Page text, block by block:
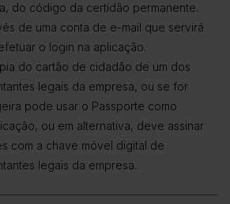
do código da certidão permanente.
de uma conta de e-mail que servirá
o login na aplicação.
do cartão de cidadão de um dos
legais da empresa, ou se for
pode usar o Passporte como
ou em alternativa, deve assinar
com a chave móvel digital de
legais da empresa.